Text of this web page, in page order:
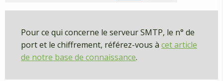
Pour ce qui concerne le serveur SMTP, le n° de
port et le chiffrement, référez-vous à cet article
de notre base de connaissance.